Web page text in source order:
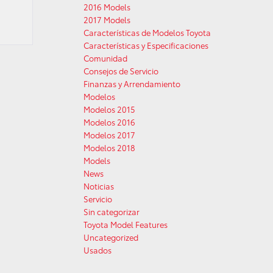
2016 Models
2017 Models
Características de Modelos Toyota
Características y Especificaciones
Comunidad
Consejos de Servicio
Finanzas y Arrendamiento
Modelos
Modelos 2015
Modelos 2016
Modelos 2017
Modelos 2018
Models
News
Noticias
Servicio
Sin categorizar
Toyota Model Features
Uncategorized
Usados